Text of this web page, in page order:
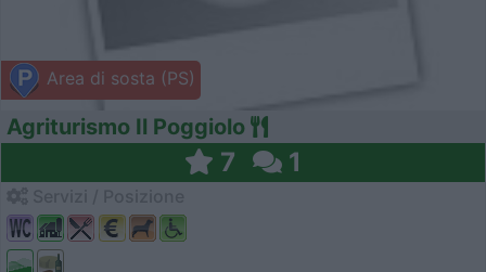
Area di sosta (PS)
Agriturismo Il Poggiolo
7 1